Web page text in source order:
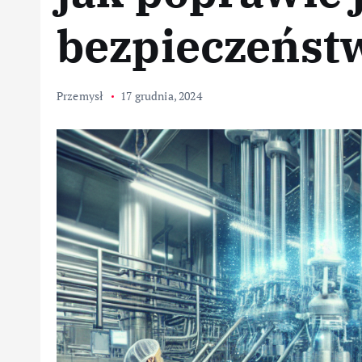
Przemysł 17 grudnia, 2024